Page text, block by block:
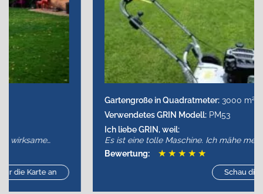
Gartengroße in Quadratmeter: 3000 m2.
Verwendetes GRIN Modell: PM53
Es ist eine tolle Maschine. Ich mähe meinen Garten in
kurzer Zeit. Es macht sogar Spaß, das Gras zu mähen.
★★★
Schau dir die Karte an